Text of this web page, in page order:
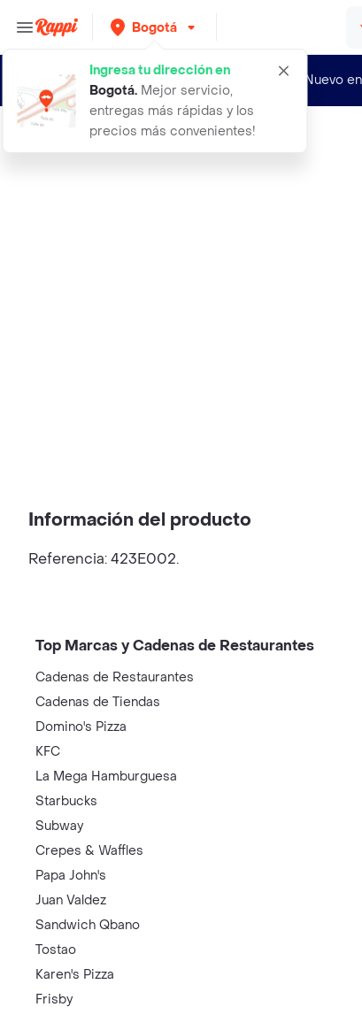
Bogotá
Ingresa tu dirección en
Bogotá. Mejor servicio,
entregas más rápidas y los
precios más convenientes!
¿Nuevo
abrigo print mujer cafe acerbo ultr
Información del producto
Referencia: 423E002.
Top Marcas y Cadenas de Restaurantes
Cadenas de Restaurantes
Cadenas de Tiendas
Domino's Pizza
KFC
La Mega Hamburguesa
Starbucks
Subway
Crepes & Waffles
Papa John's
Juan Valdez
Sandwich Qbano
Tostao
Karen's Pizza
Frisby